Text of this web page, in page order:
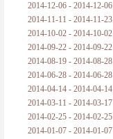
2014-12-06 - 2014-12-06
2014-11-11 - 2014-11-23
2014-10-02 - 2014-10-02
2014-09-22 - 2014-09-22
2014-08-19 - 2014-08-28
2014-06-28 - 2014-06-28
2014-04-14 - 2014-04-14
2014-03-11 - 2014-03-17
2014-02-25 - 2014-02-25
2014-01-07 - 2014-01-07